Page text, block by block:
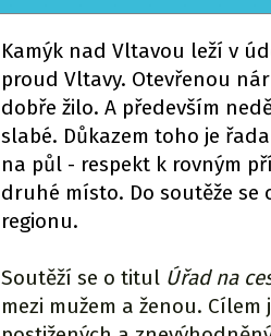
Kamýk nad Vltavou leží v
proud Vltavy. Otevřenou
dobře žilo. A především
slabé. Důkazem toho je
na půl - respekt k rovným
druhé místo. Do soutěže se
regionu.
Soutěží se o titul Úřad na
mezi mužem a ženou.